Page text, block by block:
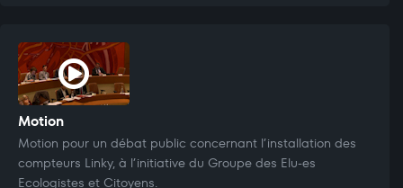
Motion
Motion pour un débat public concernant l’installation des
compteurs Linky, à l’initiative du Groupe des Elu-es
Ecologistes et Citoyens.